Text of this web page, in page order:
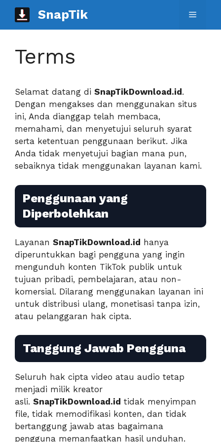
Langsung
isi
SnapTik Menu
Terms
Selamat datang di SnapTikDownload.id .
Dengan mengakses dan menggunakan situs
ini, Anda dianggap telah membaca,
memahami, dan menyetujui seluruh syarat
serta ketentuan penggunaan berikut. Jika
Anda tidak menyetujui bagian mana pun,
sebaiknya tidak menggunakan layanan kami.
Penggunaan yang
Diperbolehkan
Layanan SnapTikDownload.id hanya
diperuntukkan bagi pengguna yang ingin
mengunduh konten TikTok publik untuk
tujuan pribadi, pembelajaran, atau non-
komersial. Dilarang menggunakan layanan ini
untuk distribusi ulang, monetisasi tanpa izin,
atau pelanggaran hak cipta.
Tanggung Jawab Pengguna
Seluruh hak cipta video atau audio tetap
menjadi milik kreator
asli. SnapTikDownload.id tidak menyimpan
file, tidak memodifikasi konten, dan tidak
bertanggung jawab atas bagaimana
pengguna memanfaatkan hasil unduhan.